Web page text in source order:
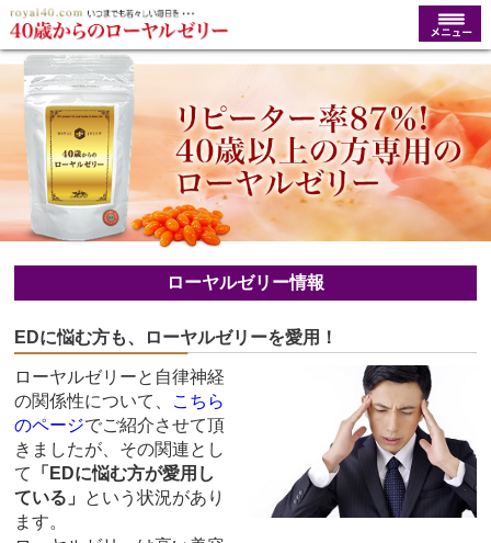
ローヤルゼリー情報
EDに悩む方も、ローヤルゼリーを愛用！
ローヤルゼリーと自律神経
の関係性について、 こちら
のページでご紹介させて頂
きましたが、その関連とし
て
「EDに悩む方が愛用し
ている」 という状況があり
ます。